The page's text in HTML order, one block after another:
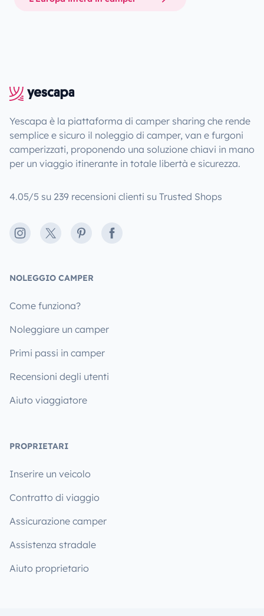
Yescapa è la piattaforma di camper sharing che rende
semplice e sicuro il noleggio di camper, van e furgoni
camperizzati, proponendo una soluzione chiavi in mano
per un viaggio itinerante in totale libertà e sicurezza.
4.05/5 su 239 recensioni clienti su Trusted Shops
Instagram
X PinterestFacebook
NOLEGGIO CAMPER
Come funziona?
Noleggiare un camper
Primi passi in camper
Recensioni degli utenti
Aiuto viaggiatore
PROPRIETARI
Inserire un veicolo
Contratto di viaggio
Assicurazione camper
Assistenza stradale
Aiuto proprietario